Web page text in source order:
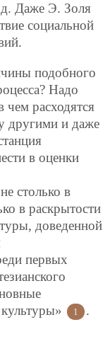
Даже Э. Золя
социальной
подобного
Надо
чем расходятся
другими и даже
в оценки
столько в
в раскрытости
доведенной
первых
1 .